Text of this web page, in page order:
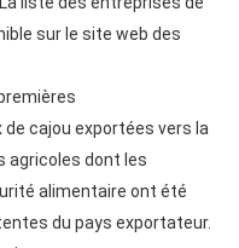
sur le site web des
cajou exportées vers la
agricoles dont les
alimentaire ont été
du pays exportateur.